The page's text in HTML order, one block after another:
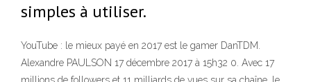
simples à utiliser.
YouTube : le mieux payé en 2017 est le gamer DanTDM.
Alexandre PAULSON 17 décembre 2017 à 15h32 0. Avec 17